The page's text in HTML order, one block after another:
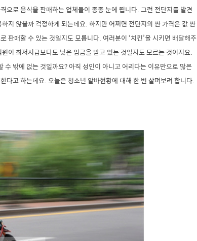
으로 음식을 판매하는 업체들이 종종 눈에 띕니다. 그런 전단지를 발견
지 않을까 걱정하게 되는데요. 하지만 어쩌면 전단지의 싼 가격은 값 싼
판매할 수 있는 것일지도 모릅니다. 여러분이 ‘치킨’을 시키면 배달해주
이 최저시급보다도 낮은 임금을 받고 있는 것일지도 모르는 것이지요.
밖에 없는 것일까요? 아직 성인이 아니고 어리다는 이유만으로 많은
다고 하는데요. 오늘은 청소년 알바현황에 대해 한 번 살펴보려 합니다.